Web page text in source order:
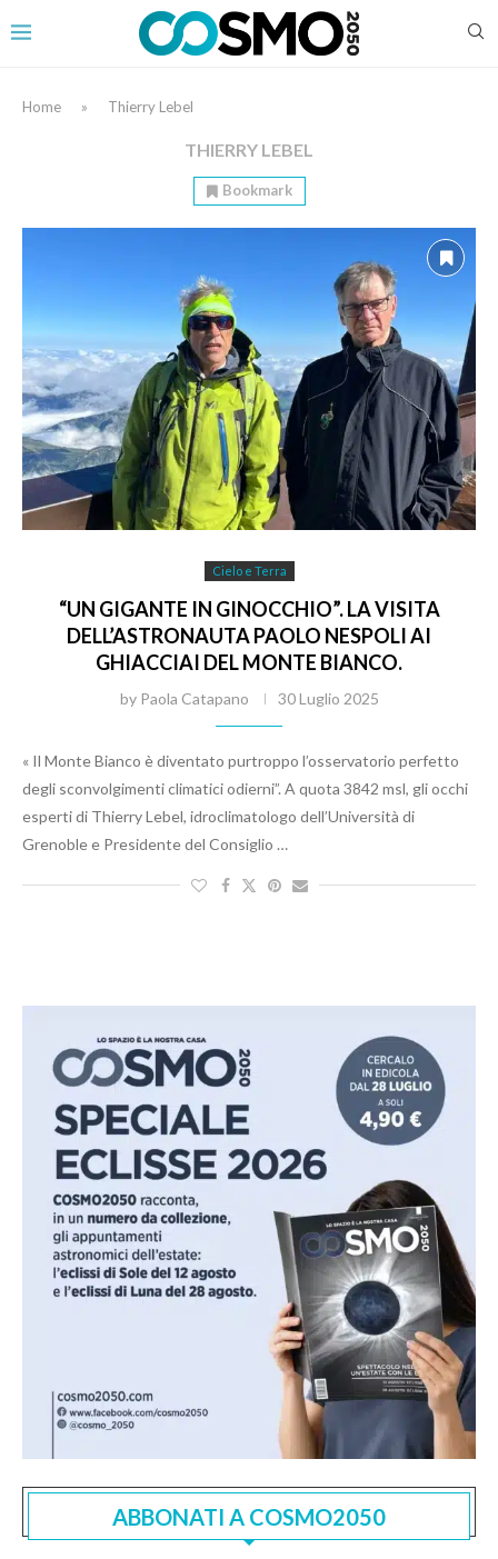
Home » Thierry Lebel
THIERRY LEBEL
Bookmark
Cielo e Terra
“UN GIGANTE IN GINOCCHIO”. LA VISITA
DELL’ASTRONAUTA PAOLO NESPOLI AI
GHIACCIAI DEL MONTE BIANCO.
by Paola Catapano 30 Luglio 2025
« Il Monte Bianco è diventato purtroppo l’osservatorio perfetto
degli sconvolgimenti climatici odierni”. A quota 3842 msl, gli occhi
esperti di Thierry Lebel, idroclimatologo dell’Università di
Grenoble e Presidente del Consiglio …
ABBONATI A COSMO2050